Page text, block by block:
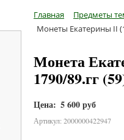
Главная
Предметы
Монеты Екатерины II
Монета
1790/89.гг
Цена: 5 600 руб
Артикул: 2000000422947